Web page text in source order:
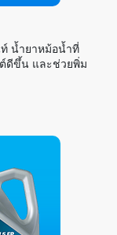
น้ำยาหม้อน้ำที่
ดีขึ้น และช่วยพิ่ม